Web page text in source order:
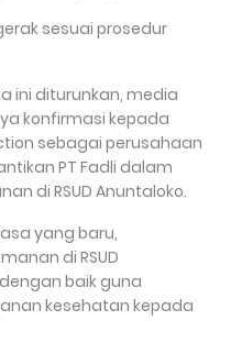
sesuai prosedur
ini diturunkan, media
konfirmasi kepada
sebagai perusahaan
PT Fadli dalam
di RSUD Anuntaloko.
yang baru,
di RSUD
baik guna
kesehatan kepada